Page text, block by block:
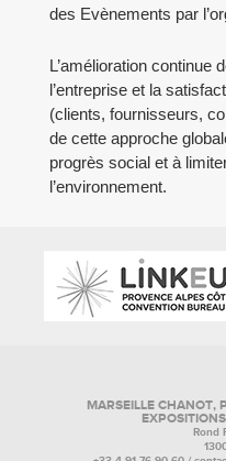
des Evènements par
L’amélioration continue
l’entreprise et la
(clients, fournisseurs,
de cette approche
progrès social et à
l’environnement.
MARSEILLE CHANOT,
Rond